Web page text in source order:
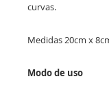
curvas.
Medidas 20cm x
Modo de uso